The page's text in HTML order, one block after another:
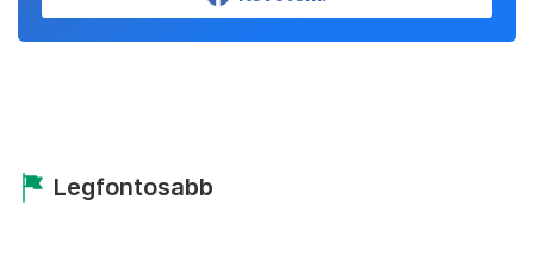
Legfontosabb